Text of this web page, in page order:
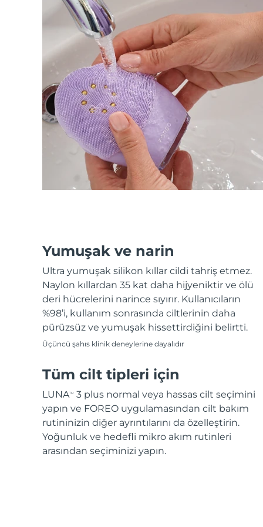
Yumuşak ve narin
Ultra yumuşak silikon kıllar cildi tahriş etmez.
Naylon kıllardan 35 kat daha hijyeniktir ve ölü
deri hücrelerini narince sıyırır. Kullanıcıların
%98’i, kullanım sonrasında ciltlerinin daha
pürüzsüz ve yumuşak hissettirdiğini belirtti.
Üçüncü şahıs klinik deneylerine dayalıdır
Tüm cilt tipleri için
LUNATM
3 plus normal veya hassas cilt seçimini
yapın ve FOREO uygulamasından cilt bakım
rutininizin diğer ayrıntılarını da özelleştirin.
Yoğunluk ve hedefli mikro akım rutinleri
arasından seçiminizi yapın.